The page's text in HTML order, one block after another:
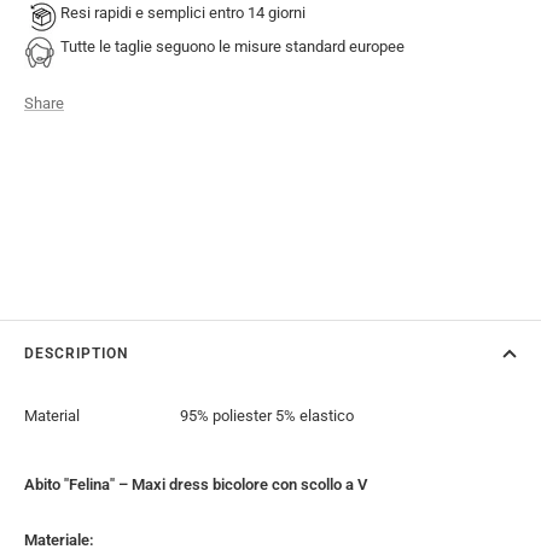
Resi rapidi e semplici entro 14 giorni
Tutte le taglie seguono le misure standard europee
Share
DESCRIPTION
Material 95% poliester 5% elastico
Abito "Felina" – Maxi dress bicolore con scollo a V
Materiale: